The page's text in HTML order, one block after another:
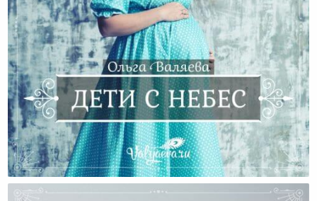
Дети С Небес